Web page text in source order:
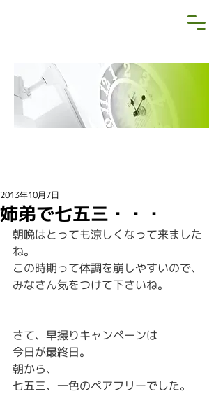
姉弟で七五三・・・
2013年10月7日
朝晩はとっても涼しくなって来ました
ね。
この時期って体調を崩しやすいので、
みなさん気をつけて下さいね。
さて、早撮りキャンペーンは
今日が最終日。
朝から、
七五三、一色のペアフリーでした。